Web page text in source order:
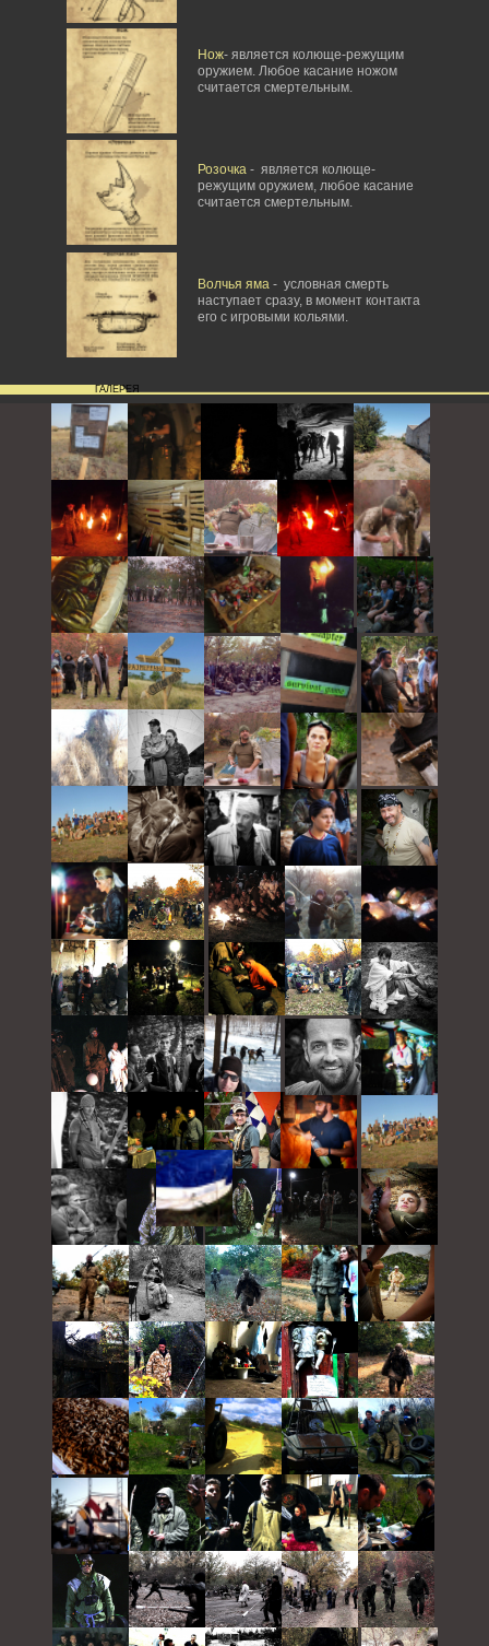
Нож- является колюще-режущим
оружием. Любое касание ножом
считается смертельным.
Розочка- является колюще-
режущим оружием, любое касание
считается смертельным.
Волчья яма- условная смерть
наступает сразу, в момент контакта
его с игровыми кольями.
ГАЛЕРЕЯ